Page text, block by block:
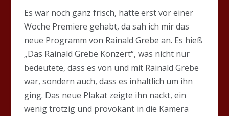
Es war noch ganz frisch, hatte erst vor einer
Woche Premiere gehabt, da sah ich mir das
neue Programm von Rainald Grebe an. Es hieß
„Das Rainald Grebe Konzert“, was nicht nur
bedeutete, dass es von und mit Rainald Grebe
war, sondern auch, dass es inhaltlich um ihn
ging. Das neue Plakat zeigte ihn nackt, ein
wenig trotzig und provokant in die Kamera